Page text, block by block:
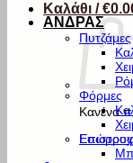
Καλάθι /€
Κανένα
ΑΝΔΡΑΣ
Πυτζάμες
Φόρμες